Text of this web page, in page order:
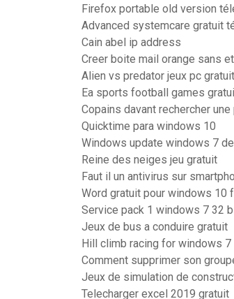
Firefox portable old version
Advanced systemcare gratuit
Cain abel ip address
Creer boite mail orange sans
Alien vs predator jeux pc gratuit
Ea sports football games
Copains davant rechercher
Quicktime para windows 10
Windows update windows 7
Reine des neiges jeu gratuit
Faut il un antivirus sur
Word gratuit pour windows 10
Service pack 1 windows 7 32
Jeux de bus a conduire gratuit
Hill climb racing for windows 7
Comment supprimer son
Jeux de simulation de
Telecharger excel 2019 gratuit